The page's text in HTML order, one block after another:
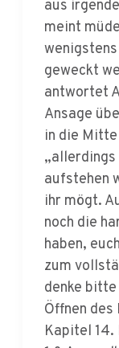
geweckt
antwortet
Ansage
in die
aufstehen
ihr mögt.
noch die
haben,
zum
denke
Öffnen
Kapitel 14.
1 &
Solltet ihr